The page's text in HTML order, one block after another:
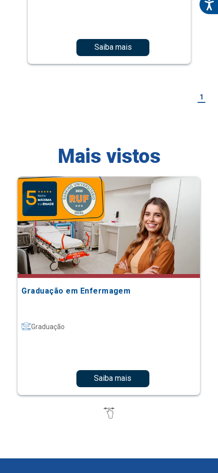
Saiba mais
1
Mais vistos
Graduação em Enfermagem
Graduação
Saiba mais